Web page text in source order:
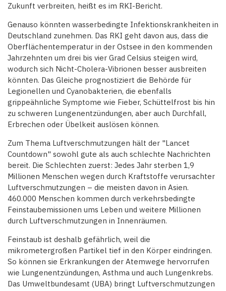
Zukunft verbreiten, heißt es im RKI-Bericht.
Genauso könnten wasserbedingte Infektionskrankheiten in
Deutschland zunehmen. Das RKI geht davon aus, dass die
Oberflächentemperatur in der Ostsee in den kommenden
Jahrzehnten um drei bis vier Grad Celsius steigen wird,
wodurch sich Nicht-Cholera-Vibrionen besser ausbreiten
könnten. Das Gleiche prognostiziert die Behörde für
Legionellen und Cyanobakterien, die ebenfalls
grippeähnliche Symptome wie Fieber, Schüttelfrost bis hin
zu schweren Lungenentzündungen, aber auch Durchfall,
Erbrechen oder Übelkeit auslösen können.
Zum Thema Luftverschmutzungen hält der "Lancet
Countdown" sowohl gute als auch schlechte Nachrichten
bereit. Die Schlechten zuerst: Jedes Jahr sterben 1,9
Millionen Menschen wegen durch Kraftstoffe verursachter
Luftverschmutzungen – die meisten davon in Asien.
460.000 Menschen kommen durch verkehrsbedingte
Feinstaubemissionen ums Leben und weitere Millionen
durch Luftverschmutzungen in Innenräumen.
Feinstaub ist deshalb gefährlich, weil die
mikrometergroßen Partikel tief in den Körper eindringen.
So können sie Erkrankungen der Atemwege hervorrufen
wie Lungenentzündungen, Asthma und auch Lungenkrebs.
Das Umweltbundesamt (UBA) bringt Luftverschmutzungen